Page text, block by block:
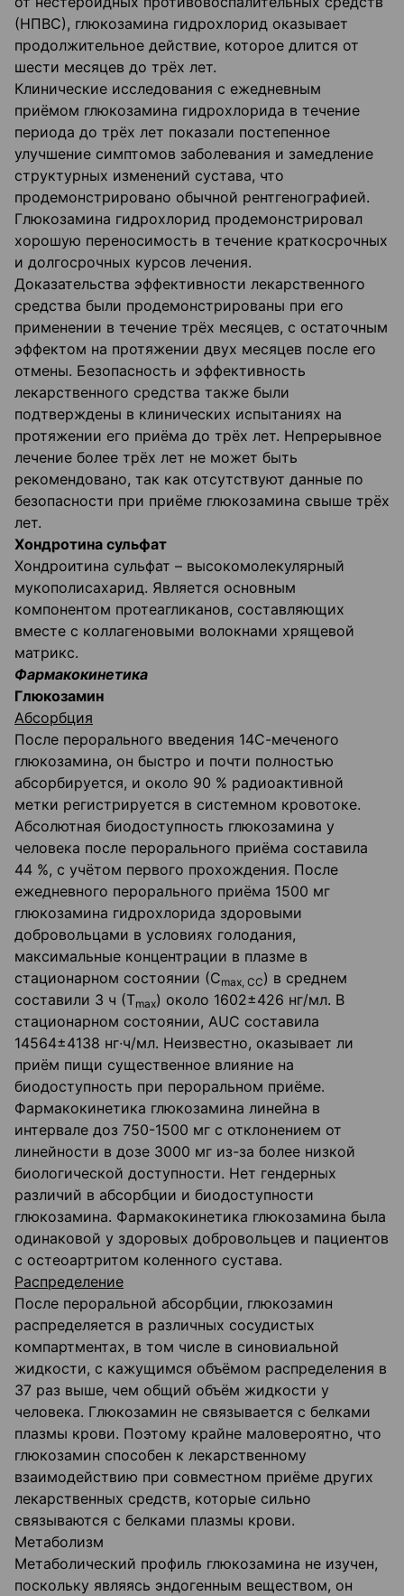
(НПВС), глюкозамина гидрохлорид оказывает
продолжительное действие, которое длится от
шести месяцев до трёх лет.
Клинические исследования с ежедневным
приёмом глюкозамина гидрохлорида в течение
периода до трёх лет показали постепенное
улучшение симптомов заболевания и замедление
структурных изменений сустава, что
продемонстрировано обычной рентгенографией.
Глюкозамина гидрохлорид продемонстрировал
хорошую переносимость в течение краткосрочных
и долгосрочных курсов лечения.
Доказательства эффективности лекарственного
средства были продемонстрированы при его
применении в течение трёх месяцев, с остаточным
эффектом на протяжении двух месяцев после его
отмены. Безопасность и эффективность
лекарственного средства также были
подтверждены в клинических испытаниях на
протяжении его приёма до трёх лет. Непрерывное
лечение более трёх лет не может быть
рекомендовано, так как отсутствуют данные по
безопасности при приёме глюкозамина свыше трёх
лет.
Хондротина сульфат
Хондроитина сульфат – высокомолекулярный
мукополисахарид. Является основным
компонентом протеагликанов, составляющих
вместе с коллагеновыми волокнами хрящевой
матрикс.
Фармакокинетика
Глюкозамин
Абсорбция
После перорального введения 14С-меченого
глюкозамина, он быстро и почти полностью
абсорбируется, и около 90 % радиоактивной
метки регистрируется в системном кровотоке.
Абсолютная биодоступность глюкозамина у
человека после перорального приёма составила
44 %, с учётом первого прохождения. После
ежедневного перорального приёма 1500 мг
глюкозамина гидрохлорида здоровыми
добровольцами в условиях голодания,
максимальные концентрации в плазме в
стационарном состоянии (Сmax, СС) в среднем
составили 3 ч (Тmax) около 1602±426 нг/мл. В
стационарном состоянии, AUC составила
14564±4138 нг∙ч/мл. Неизвестно, оказывает ли
приём пищи существенное влияние на
биодоступность при пероральном приёме.
Фармакокинетика глюкозамина линейна в
интервале доз 750-1500 мг с отклонением от
линейности в дозе 3000 мг из-за более низкой
биологической доступности. Нет гендерных
различий в абсорбции и биодоступности
глюкозамина. Фармакокинетика глюкозамина была
одинаковой у здоровых добровольцев и пациентов
с остеоартритом коленного сустава.
Распределение
После пероральной абсорбции, глюкозамин
распределяется в различных сосудистых
компартментах, в том числе в синовиальной
жидкости, с кажущимся объёмом распределения в
37 раз выше, чем общий объём жидкости у
человека. Глюкозамин не связывается с белками
плазмы крови. Поэтому крайне маловероятно, что
глюкозамин способен к лекарственному
взаимодействию при совместном приёме других
лекарственных средств, которые сильно
связываются с белками плазмы крови.
Метаболизм
Метаболический профиль глюкозамина не изучен,
поскольку являясь эндогенным веществом, он